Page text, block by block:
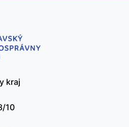
kraj
10